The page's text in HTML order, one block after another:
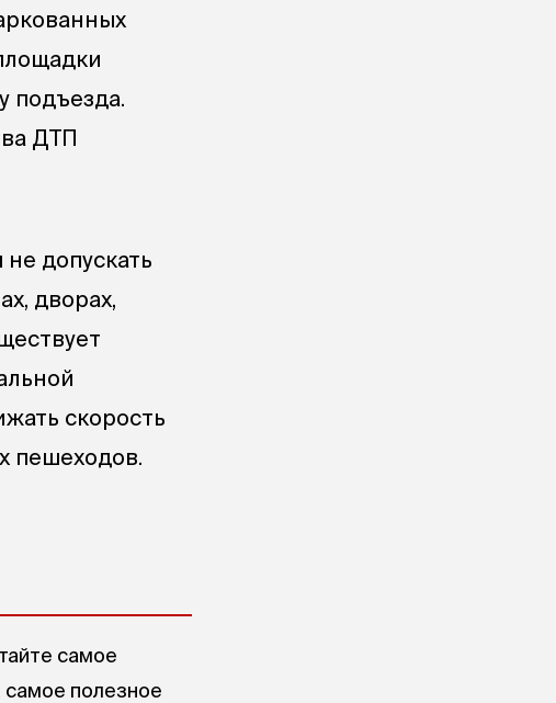
подъезда.
ДТП
допускать
дворах,
скорость
пешеходов.
самое
самое полезное